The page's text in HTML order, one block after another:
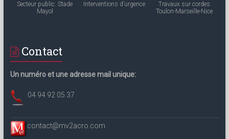
Secteur public: Stade
Mayol
Interventions d’urgence
Travaux sur cordes
Toulon-Marseille-Nice
Contact
Un numéro et une adresse mail unique:
04 94 92 05 37
contact@mv2acro.com